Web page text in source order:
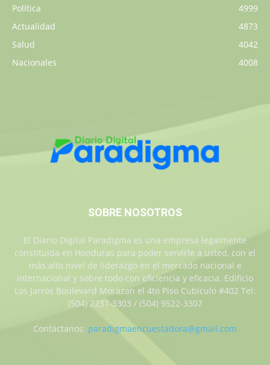
Política
4999
Actualidad
4873
Salud
4042
Nacionales
4008
SOBRE NOSOTROS
El Diario Digital Paradigma es una empresa legalmente
constituida en Honduras para poder servirle a usted, con el
más alto nivel de liderazgo en el mercado nacional e
internacional y sobre todo con eficiencia y eficacia. Edificio
Los Jarros Boulevard Morazan el 4to Piso Cubiculo #402 Tel:
(504) 2231-3303 / (504) 9522-3307
Contáctanos: paradigmaencuestadora@gmail.com